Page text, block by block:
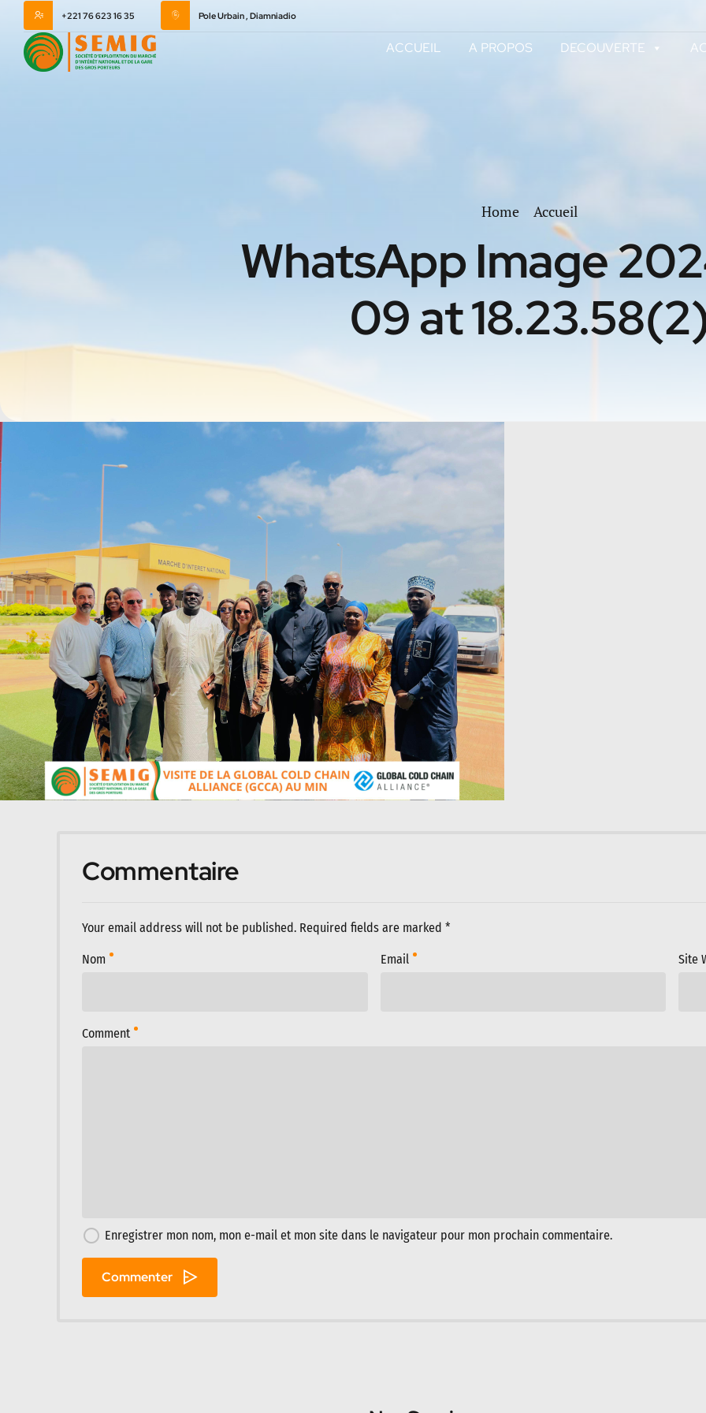
+221 76 623 16 35 Pole Urbain , Diamniadio
ACCUEIL A PROPOS DECOUVERTE
Home Accueil
WhatsApp Image
09 at
Commentaire
Your email address will not be published. Required fields are marked *
Comment
Nom Email Site
Enregistrer mon nom, mon e-mail et mon site dans le navigateur pour mon prochain commentaire.
Commenter